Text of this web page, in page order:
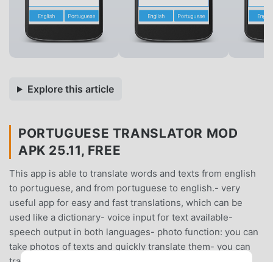
Explore this article
PORTUGUESE TRANSLATOR MOD
APK 25.11, FREE
This app is able to translate words and texts from english
to portuguese, and from portuguese to english.- very
useful app for easy and fast translations, which can be
used like a dictionary- voice input for text available-
speech output in both languages- photo function: you can
take photos of texts and quickly translate them- you can